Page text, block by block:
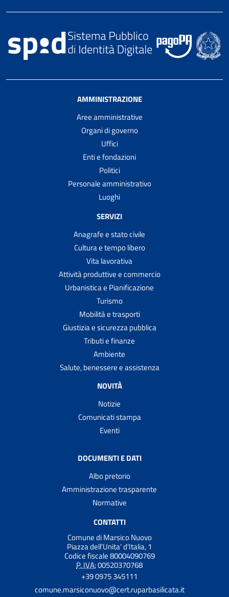
AMMINISTRAZIONE
Aree amministrative
Organi di governo
Uffici
Enti e fondazioni
Politici
Personale amministrativo
Luoghi
SERVIZI
Anagrafe e stato civile
Cultura e tempo libero
Vita lavorativa
Attività produttive e commercio
Urbanistica e Pianificazione
Turismo
Mobilità e trasporti
Giustizia e sicurezza pubblica
Tributi e finanze
Ambiente
Salute, benessere e assistenza
NOVITÀ
Notizie
Comunicati stampa
Eventi
DOCUMENTI E DATI
Albo pretorio
Amministrazione trasparente
Normative
CONTATTI
Comune di Marsico Nuovo
Piazza dell'Unita' d'Italia, 1
Codice fiscale 80004090769
P. IVA:00520370768
+39 0975 345111
comune.marsiconuovo@cert.ruparbasilicata.it